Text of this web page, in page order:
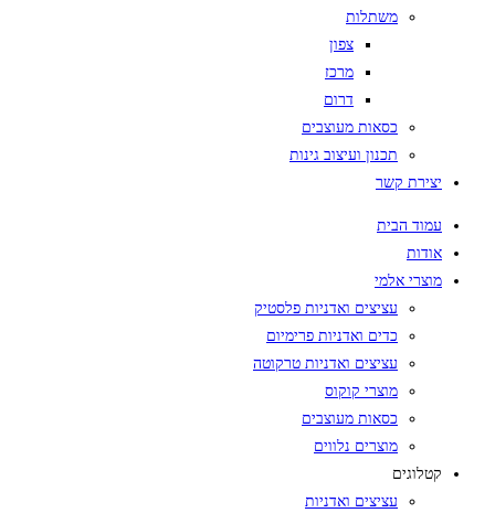
משתלות
צפון
מרכז
דרום
כסאות מעוצבים
תכנון ועיצוב גינות
יצירת קשר
עמוד הבית
אודות
מוצרי אלמי
עציצים ואדניות פלסטיק
כדים ואדניות פרימיום
עציצים ואדניות טרקוטה
מוצרי קוקוס
כסאות מעוצבים
מוצרים נלווים
קטלוגים
עציצים ואדניות